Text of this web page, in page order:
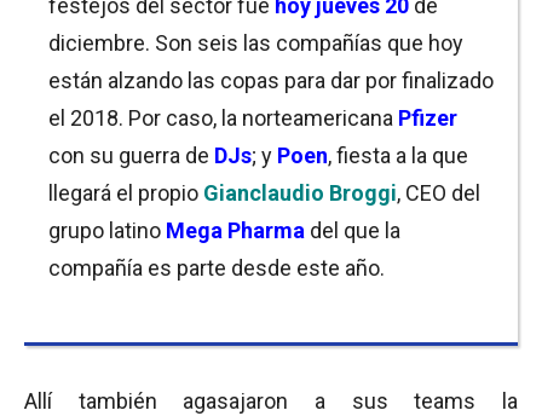
festejos del sector fue hoy jueves 20 de
diciembre. Son seis las compañías que hoy
están alzando las copas para dar por finalizado
el 2018. Por caso, la norteamericana Pfizer
con su guerra de DJs; y Poen, fiesta a la que
llegará el propio Gianclaudio Broggi, CEO del
grupo latino Mega Pharma del que la
compañía es parte desde este año.
Allí también agasajaron a sus teams la